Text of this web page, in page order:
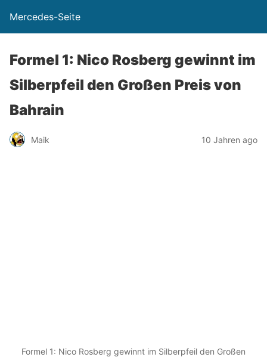
Mercedes-Seite
Formel 1: Nico Rosberg gewinnt im
Silberpfeil den Großen Preis von
Bahrain
Maik 10 Jahren ago
Formel 1: Nico Rosberg gewinnt im Silberpfeil den Großen